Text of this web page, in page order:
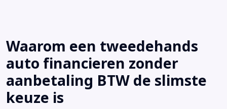
Waarom een tweedehands
auto financieren zonder
aanbetaling BTW de slimste
keuze is